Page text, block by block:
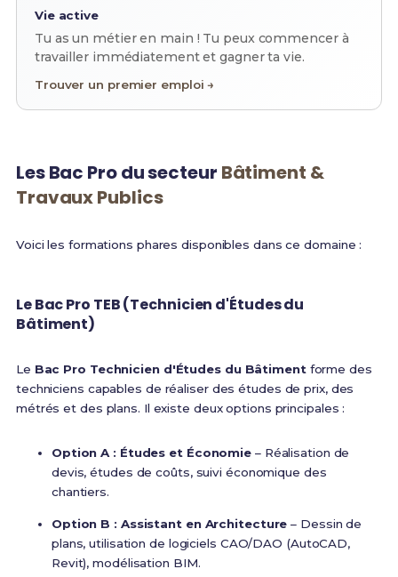
Vie active
Tu as un métier en main ! Tu peux commencer à
travailler immédiatement et gagner ta vie.
Trouver un premier emploi →
Les Bac Pro du secteur Bâtiment &
Travaux Publics
Voici les formations phares disponibles dans ce domaine :
Le Bac Pro TEB (Technicien d'Études du
Bâtiment)
Le Bac Pro Technicien d'Études du Bâtiment forme des
techniciens capables de réaliser des études de prix, des
métrés et des plans. Il existe deux options principales :
Option A : Études et Économie – Réalisation de
devis, études de coûts, suivi économique des
chantiers.
Option B : Assistant en Architecture – Dessin de
plans, utilisation de logiciels CAO/DAO (AutoCAD,
Revit), modélisation BIM.